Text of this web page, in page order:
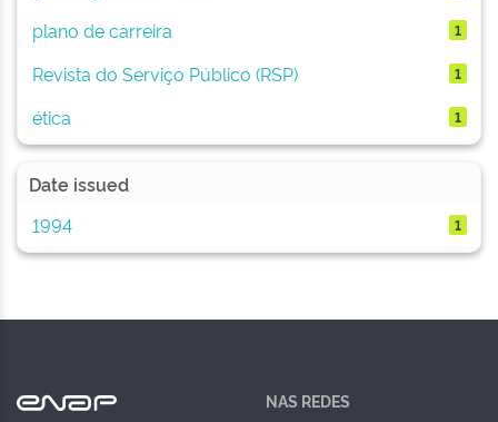
plano de carreira 1
Revista do Serviço Público (RSP) 1
ética 1
Date issued
1994
1
NAS REDES